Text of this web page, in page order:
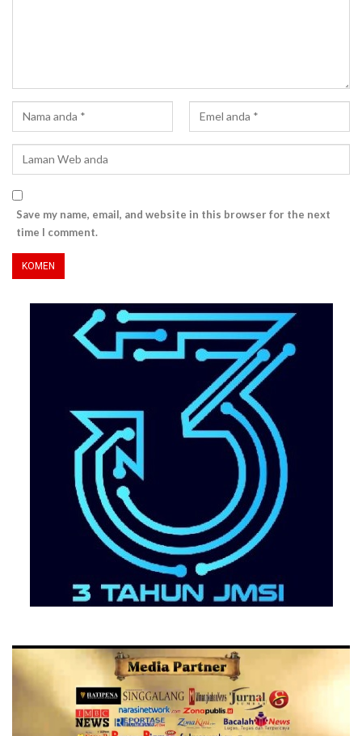
Save my name, email, and website in this browser for the next
time I comment.